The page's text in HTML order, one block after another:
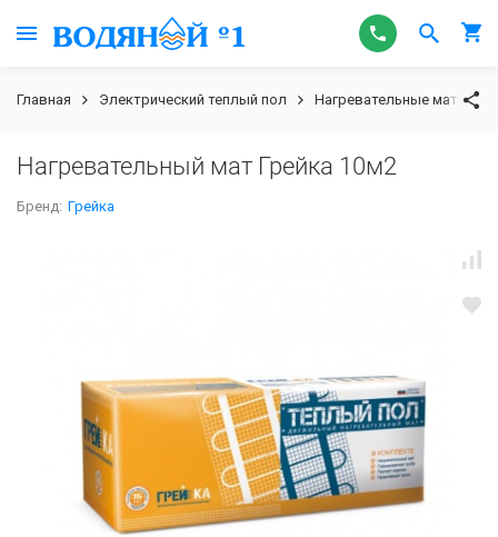
Главная Электрический теплый пол Нагревательные маты
Нагревательный мат Грейка 10м2
Бренд: Грейка